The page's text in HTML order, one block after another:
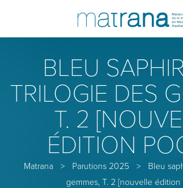
BLEU
TRILOGIE DES
T. 2
ÉDITION
Matrana> Parutions 2025 >
Bleu
gemmes, T. 2 [nouvelle édition